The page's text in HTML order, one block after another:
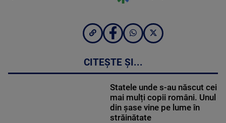
CITEȘTE ȘI...
Statele unde s-au născut cei
mai mulți copii români. Unul
din șase vine pe lume în
străinătate